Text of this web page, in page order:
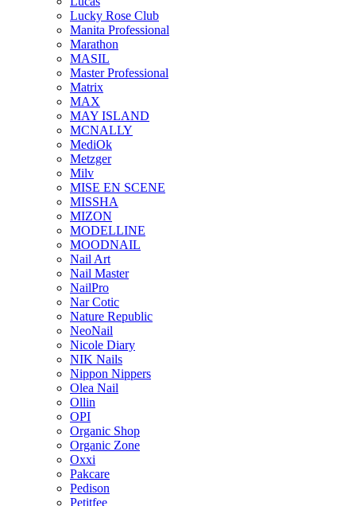
Lucky Rose Club
Manita Professional
Marathon
MASIL
Master Professional
Matrix
MAX
MAY ISLAND
MCNALLY
MediOk
Metzger
Milv
MISE EN SCENE
MISSHA
MIZON
MODELLINE
MOODNAIL
Nail Art
Nail Master
NailPro
Nar Cotic
Nature Republic
NeoNail
Nicole Diary
NIK Nails
Nippon Nippers
Olea Nail
Ollin
OPI
Organic Shop
Organic Zone
Oxxi
Pakcare
Pedison
Petitfee